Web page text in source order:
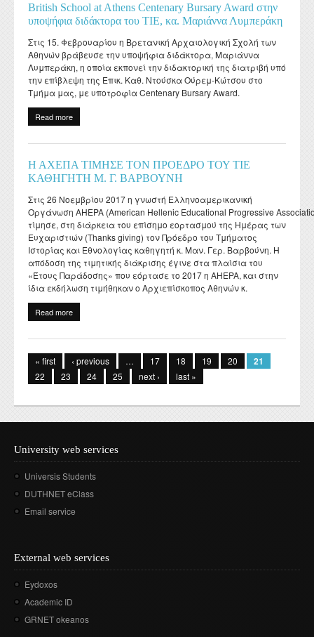
British School at Athens Centenary Bursary Award στην
υποψήφια διδάκτορα του ΤΙΕ, κα. Μαριάννα Λυμπεράκη
Στις 15. Φεβρουαρίου η Βρετανική Αρχαιολογική Σχολή των
Αθηνών βράβευσε την υποψήφια διδάκτορα, Μαριάννα
Λυμπεράκη, η οποία εκπονεί την διδακτορική της διατριβή υπό
την επίβλεψη της Επικ. Καθ. Ντούσκα Ούρεμ-Κώτσου στο
Τμήμα μας, με υποτροφία Centenary Bursary Award.
Read more
Η ΑΧΕΠΑ ΤΙΜΗΣΕ ΤΟΝ ΠΡΟΕΔΡΟ ΤΟΥ ΤΙΕ
ΚΑΘΗΓΗΤΗ Μ. Γ. ΒΑΡΒΟΥΝΗ
Στις 26 Νοεμβρίου 2017 η γνωστή Ελληνοαμερικανική
Οργάνωση AHEPA (American Hellenic Educational Progressive
τίμησε, στη διάρκεια του επίσημο εορτασμού της Ημέρας των
Ευχαριστιών (Thanks giving) τον Πρόεδρο του Τμήματος
Ιστορίας και Εθνολογίας καθηγητή κ. Μαν. Γερ. Βαρβούνη. Η
απόδοση της τιμητικής διάκρισης έγινε στα πλαίσια του
«Έτους Παράδοσης» που εόρτασε το 2017 η ΑΗΕPA, και στην
ίδια εκδήλωση τιμήθηκαν ο Αρχιεπίσκοπος Αθηνών κ.
Read more
« first ‹ previous … 17 18 19 20 21
22 23 24 25 next › last »
University web services
Universis Students
DUTHNET eClass
Email service
External web services
Eydoxos
Academic ID
GRNET okeanos